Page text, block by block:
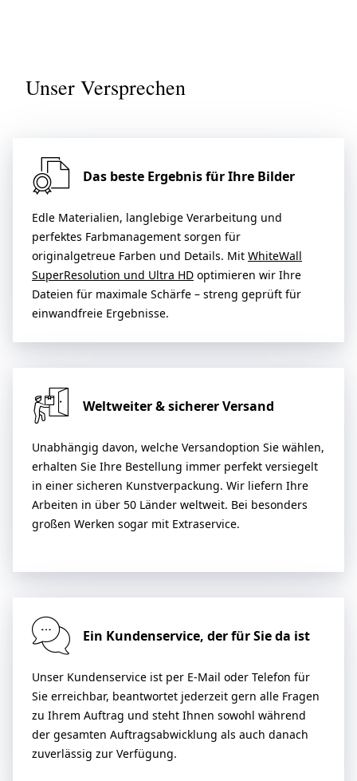
Unser Versprechen
Das beste Ergebnis für Ihre Bilder
Edle Materialien, langlebige Verarbeitung und
perfektes Farbmanagement sorgen für
originalgetreue Farben und Details. Mit WhiteWall
SuperResolution und Ultra HD optimieren wir Ihre
Dateien für maximale Schärfe – streng geprüft für
einwandfreie Ergebnisse.
Weltweiter & sicherer Versand
Unabhängig davon, welche Versandoption Sie wählen,
erhalten Sie Ihre Bestellung immer perfekt versiegelt
in einer sicheren Kunstverpackung. Wir liefern Ihre
Arbeiten in über 50 Länder weltweit. Bei besonders
großen Werken sogar mit Extraservice.
Ein Kundenservice, der für Sie da ist
Unser Kundenservice ist per E-Mail oder Telefon für
Sie erreichbar, beantwortet jederzeit gern alle Fragen
zu Ihrem Auftrag und steht Ihnen sowohl während
der gesamten Auftragsabwicklung als auch danach
zuverlässig zur Verfügung.